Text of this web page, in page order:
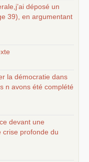
déposé un
39), en argumentant
la démocratie dans
n avons été complété
devant une
crise profonde du